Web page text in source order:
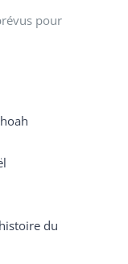
pour
du